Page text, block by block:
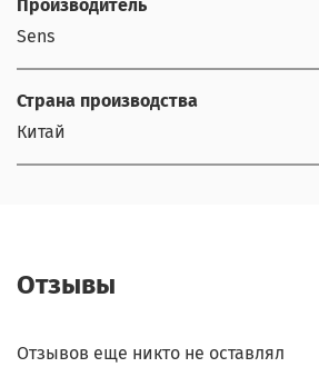
Производитель
Sens
Страна производства
Китай
Отзывы
Отзывов еще никто не оставлял